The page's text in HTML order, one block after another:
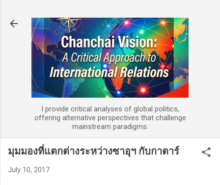
I provide critical analyses of global politics,
offering alternative perspectives that challenge
mainstream paradigms.
มุมมองที่แตกต่างระหว่างซาอุฯ กับกาตาร์
July 10, 2017